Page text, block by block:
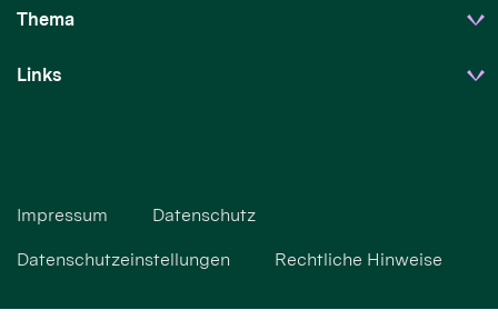
Thema
Links
Impressum Datenschutz
Datenschutzeinstellungen Rechtliche Hinweise